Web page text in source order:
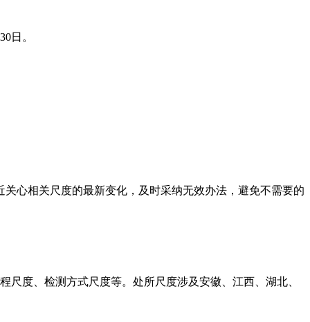
日。
心相关尺度的最新变化，及时采纳无效办法，避免不需要的
度、检测方式尺度等。处所尺度涉及安徽、江西、湖北、